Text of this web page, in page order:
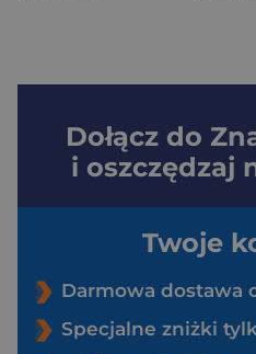
Dołącz do
i oszczędzaj
Twoje
Darmowa dostawa
Specjalne zniżki